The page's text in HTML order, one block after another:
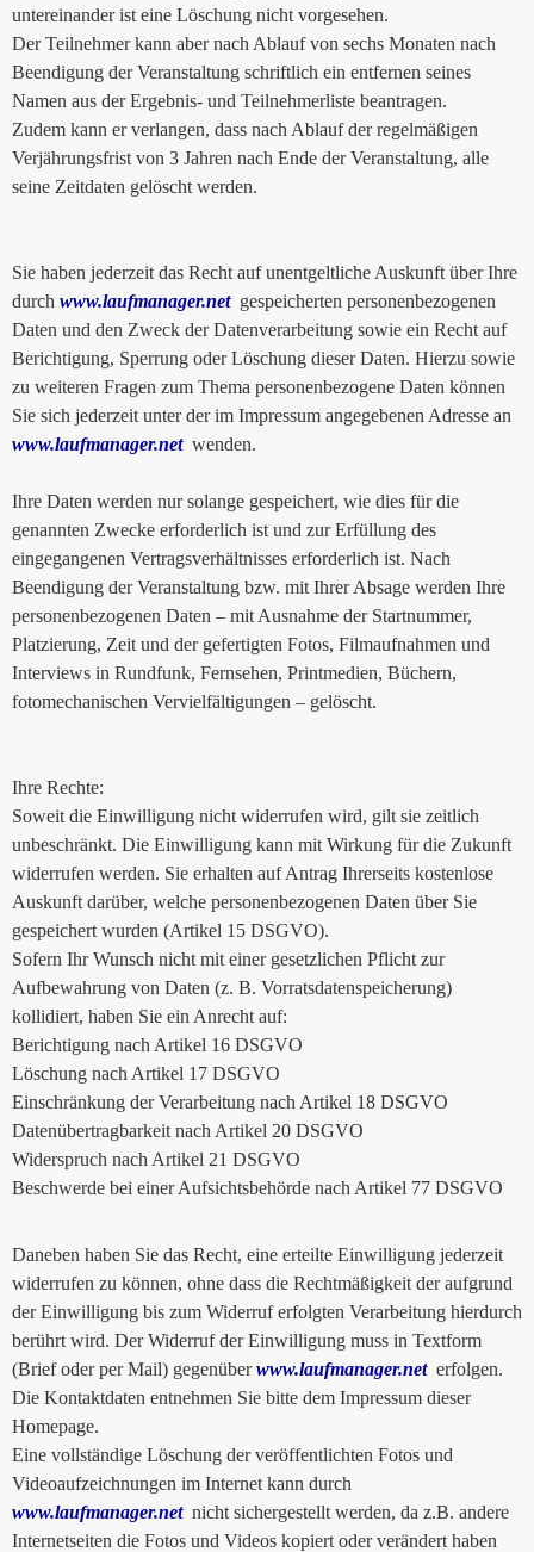
untereinander ist eine Löschung nicht vorgesehen.
Der Teilnehmer kann aber nach Ablauf von sechs Monaten nach
Beendigung der Veranstaltung schriftlich ein entfernen seines
Namen aus der Ergebnis- und Teilnehmerliste beantragen.
Zudem kann er verlangen, dass nach Ablauf der regelmäßigen
Verjährungsfrist von 3 Jahren nach Ende der Veranstaltung, alle
seine Zeitdaten gelöscht werden.
Sie haben jederzeit das Recht auf unentgeltliche Auskunft über Ihre
durch www.laufmanager.netgespeicherten personenbezogenen
Daten und den Zweck der Datenverarbeitung sowie ein Recht auf
Berichtigung, Sperrung oder Löschung dieser Daten. Hierzu sowie
zu weiteren Fragen zum Thema personenbezogene Daten können
Sie sich jederzeit unter der im Impressum angegebenen Adresse an
www.laufmanager.netwenden.
Ihre Daten werden nur solange gespeichert, wie dies für die
genannten Zwecke erforderlich ist und zur Erfüllung des
eingegangenen Vertragsverhältnisses erforderlich ist. Nach
Beendigung der Veranstaltung bzw. mit Ihrer Absage werden Ihre
personenbezogenen Daten – mit Ausnahme der Startnummer,
Platzierung, Zeit und der gefertigten Fotos, Filmaufnahmen und
Interviews in Rundfunk, Fernsehen, Printmedien, Büchern,
fotomechanischen Vervielfältigungen – gelöscht.
Ihre Rechte:
Soweit die Einwilligung nicht widerrufen wird, gilt sie zeitlich
unbeschränkt. Die Einwilligung kann mit Wirkung für die Zukunft
widerrufen werden. Sie erhalten auf Antrag Ihrerseits kostenlose
Auskunft darüber, welche personenbezogenen Daten über Sie
gespeichert wurden (Artikel 15 DSGVO).
Sofern Ihr Wunsch nicht mit einer gesetzlichen Pflicht zur
Aufbewahrung von Daten (z. B. Vorratsdatenspeicherung)
kollidiert, haben Sie ein Anrecht auf:
Berichtigung nach Artikel 16 DSGVO
Löschung nach Artikel 17 DSGVO
Einschränkung der Verarbeitung nach Artikel 18 DSGVO
Datenübertragbarkeit nach Artikel 20 DSGVO
Widerspruch nach Artikel 21 DSGVO
Beschwerde bei einer Aufsichtsbehörde nach Artikel 77 DSGVO
Daneben haben Sie das Recht, eine erteilte Einwilligung jederzeit
widerrufen zu können, ohne dass die Rechtmäßigkeit der aufgrund
der Einwilligung bis zum Widerruf erfolgten Verarbeitung hierdurch
berührt wird. Der Widerruf der Einwilligung muss in Textform
(Brief oder per Mail) gegenüberwww.laufmanager.neterfolgen.
Die Kontaktdaten entnehmen Sie bitte dem Impressum dieser
Homepage.
Eine vollständige Löschung der veröffentlichten Fotos und
Videoaufzeichnungen im Internet kann durch
www.laufmanager.netnicht sichergestellt werden, da z.B. andere
Internetseiten die Fotos und Videos kopiert oder verändert haben